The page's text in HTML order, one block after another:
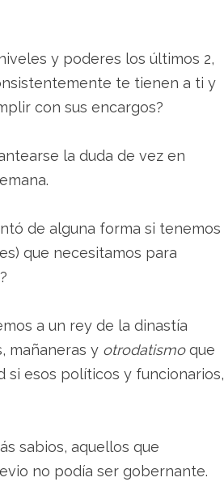
y poderes los últimos 2,
te tienen a ti y
con sus encargos?
la duda de vez en
de alguna forma si tenemos
que necesitamos para
a un rey de la dinastía
mañaneras y otrodatismoque
si esos políticos y funcionarios,
sabios, aquellos que
no podía ser gobernante.